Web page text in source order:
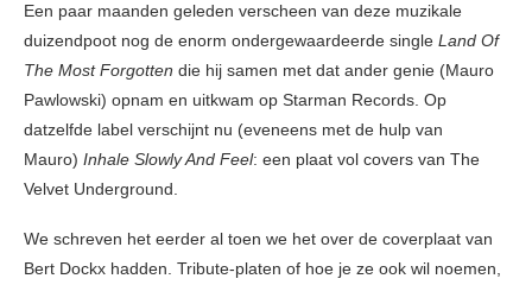
Een paar maanden geleden verscheen van deze muzikale
duizendpoot nog de enorm ondergewaardeerde single Land Of
The Most Forgotten die hij samen met dat ander genie (Mauro
Pawlowski) opnam en uitkwam op Starman Records. Op
datzelfde label verschijnt nu (eveneens met de hulp van
Mauro) Inhale Slowly And Feel: een plaat vol covers van The
Velvet Underground.
We schreven het eerder al toen we het over de coverplaat van
Bert Dockx hadden. Tribute-platen of hoe je ze ook wil noemen,